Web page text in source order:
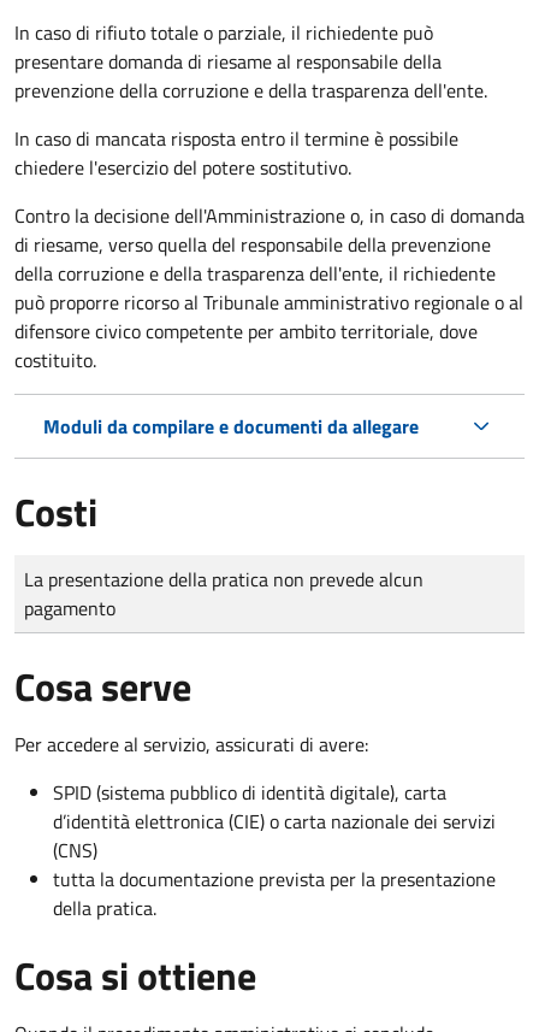
In caso di rifiuto totale o parziale, il richiedente può
presentare domanda di riesame al responsabile della
prevenzione della corruzione e della trasparenza dell'ente.
In caso di mancata risposta entro il termine è possibile
chiedere l'esercizio del potere sostitutivo.
Contro la decisione dell'Amministrazione o, in caso di domanda
di riesame, verso quella del responsabile della prevenzione
della corruzione e della trasparenza dell'ente, il richiedente
può proporre ricorso al Tribunale amministrativo regionale o al
difensore civico competente per ambito territoriale, dove
costituito.
Moduli da compilare e documenti da allegare
Costi
Tipo di pagamento
Importo
La presentazione della pratica non prevede alcun
pagamento
Cosa serve
Per accedere al servizio, assicurati di avere:
SPID (sistema pubblico di identità digitale), carta
d’identità elettronica (CIE) o carta nazionale dei servizi
(CNS)
tutta la documentazione prevista per la presentazione
della pratica.
Cosa si ottiene